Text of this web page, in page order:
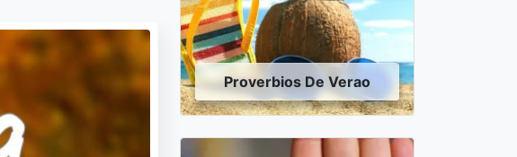
Proverbios De Verao